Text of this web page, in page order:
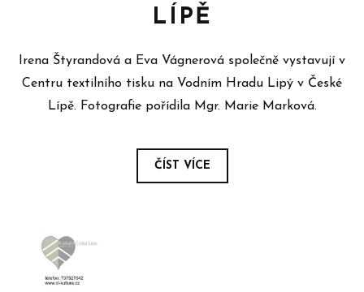
LÍPĚ
Irena Štyrandová a Eva Vágnerová společně vystavují v
Centru textilního tisku na Vodním Hradu Lipý v České
Lípě. Fotografie pořídila Mgr. Marie Marková.
ČÍST VÍCE